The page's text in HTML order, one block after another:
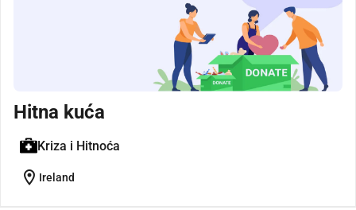
Hitna kuća
Kriza i Hitnoća
location_on Ireland